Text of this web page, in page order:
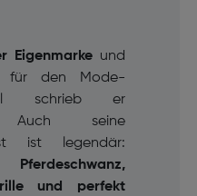
Eigenmarke und
für den Mode-
schrieb er
Auch seine
ist legendär:
und perfekt